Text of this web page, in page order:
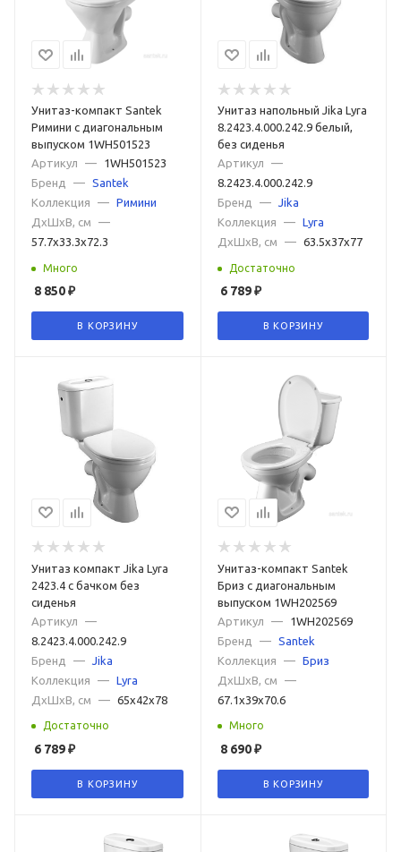
Электронные Электронные с функцией биде
Напольные с бачком
Ретро с высоким бачком Немецкие Итальянские
Российские Турецкие Японские
Унитаз-компакт Santek
Римини с диагональным
выпуском 1WH501523
Артикул
—
1WH501523
Бренд
— Santek
Коллекция
— Римини
ДxШxВ, см
—
57.7x33.3x72.3
Много
8 850₽
В КОРЗИНУ
Унитаз напольный Jika Lyra
8.2423.4.000.242.9 белый,
без сиденья
Артикул
—
8.2423.4.000.242.9
Бренд
—
Jika
Коллекция
—
Lyra
ДxШxВ, см
— 63.5x37x77
Достаточно
6 789₽
В КОРЗИНУ
Унитаз компакт Jika Lyra
2423.4 с бачком без
сиденья
Артикул
—
8.2423.4.000.242.9
Бренд
—
Jika
Коллекция
— Lyra
ДxШxВ, см
— 65x42x78
Достаточно
6 789₽
В КОРЗИНУ
Унитаз-компакт Santek
Бриз с диагональным
выпуском 1WH202569
Артикул
—
1WH202569
Бренд
—
Santek
Коллекция
—
Бриз
ДxШxВ, см
—
67.1x39x70.6
Много
8 690₽
В КОРЗИНУ